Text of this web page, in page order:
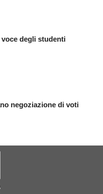
voce degli studenti
negoziazione di voti